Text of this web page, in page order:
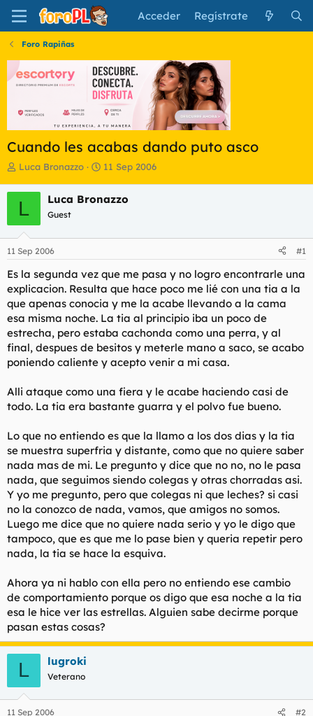
Acceder Regístrate
Foro Rapiñas
Cuando les acabas dando puto asco
I
i
c
i
a
d
o
d
e
l
t
e
a
Luca Bronazzo
F
h
e
i
c
i
o
11 Sep 2006
L Luca Bronazzo
Guest
11 Sep 2006 #1
Es la segunda vez que me pasa y no logro encontrarle una
explicacion. Resulta que hace poco me lié con una tia a la
que apenas conocia y me la acabe llevando a la cama
esa misma noche. La tia al principio iba un poco de
estrecha, pero estaba cachonda como una perra, y al
final, despues de besitos y meterle mano a saco, se acabo
poniendo caliente y acepto venir a mi casa.
Alli ataque como una fiera y le acabe haciendo casi de
todo. La tia era bastante guarra y el polvo fue bueno.
Lo que no entiendo es que la llamo a los dos dias y la tia
se muestra superfria y distante, como que no quiere saber
nada mas de mi. Le pregunto y dice que no no, no le pasa
nada, que seguimos siendo colegas y otras chorradas asi.
Y yo me pregunto, pero que colegas ni que leches? si casi
no la conozco de nada, vamos, que amigos no somos.
Luego me dice que no quiere nada serio y yo le digo que
tampoco, que es que me lo pase bien y queria repetir pero
nada, la tia se hace la esquiva.
Ahora ya ni hablo con ella pero no entiendo ese cambio
de comportamiento porque os digo que esa noche a la tia
esa le hice ver las estrellas. Alguien sabe decirme porque
pasan estas cosas?
L lugroki
Veterano
11 Sep 2006 #2